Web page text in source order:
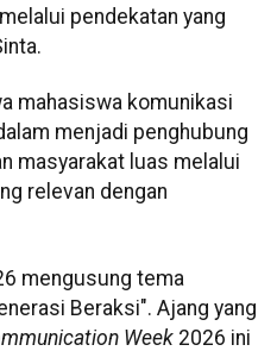
pendekatan yang
mahasiswa komunikasi
menjadi penghubung
masyarakat luas melalui
relevan dengan
mengusung tema
Beraksi". Ajang yang
Week 2026 ini